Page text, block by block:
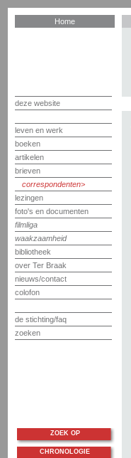
Home
deze website
leven en werk
boeken
artikelen
brieven
correspondenten
lezingen
foto's en documenten
filmliga
waakzaamheid
bibliotheek
over Ter Braak
nieuws/contact
colofon
de stichting/faq
zoeken
ZOEK OP
CHRONOLOGIE